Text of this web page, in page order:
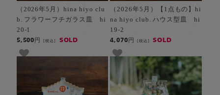
（2026年5月）hina hiyo clu
b. フラワーフチガラス皿 hi
20-1
5,500円[税込] SOLD
（2026年5月）【1点もの】hi
na hiyo club. ハウス型皿 hi
19-2
4,070円 [税込] SOLD